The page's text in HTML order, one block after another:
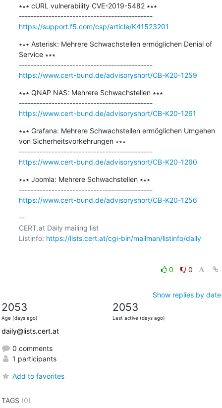
∗∗∗ cURL vulnerability CVE-2019-5482 ∗∗∗
---------------------------------------------
https://support.f5.com/csp/article/K41523201
∗∗∗ Asterisk: Mehrere Schwachstellen ermöglichen Denial of
Service ∗∗∗
---------------------------------------------
https://www.cert-bund.de/advisoryshort/CB-K20-1259
∗∗∗ QNAP NAS: Mehrere Schwachstellen ∗∗∗
---------------------------------------------
https://www.cert-bund.de/advisoryshort/CB-K20-1261
∗∗∗ Grafana: Mehrere Schwachstellen ermöglichen Umgehen
von Sicherheitsvorkehrungen ∗∗∗
---------------------------------------------
https://www.cert-bund.de/advisoryshort/CB-K20-1260
∗∗∗ Joomla: Mehrere Schwachstellen ∗∗∗
---------------------------------------------
https://www.cert-bund.de/advisoryshort/CB-K20-1256
--
CERT.at Daily mailing list
Listinfo: https://lists.cert.at/cgi-bin/mailman/listinfo/daily
0 0
Show replies by date
2053
Age (days ago)
2053
Last active (days ago)
daily@lists.cert.at
0 comments
1 participants
Add to favorites
TAGS (0)